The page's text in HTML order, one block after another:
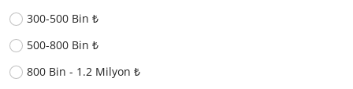
300-500 Bin ₺
500-800 Bin ₺
800 Bin - 1.2 Milyon ₺